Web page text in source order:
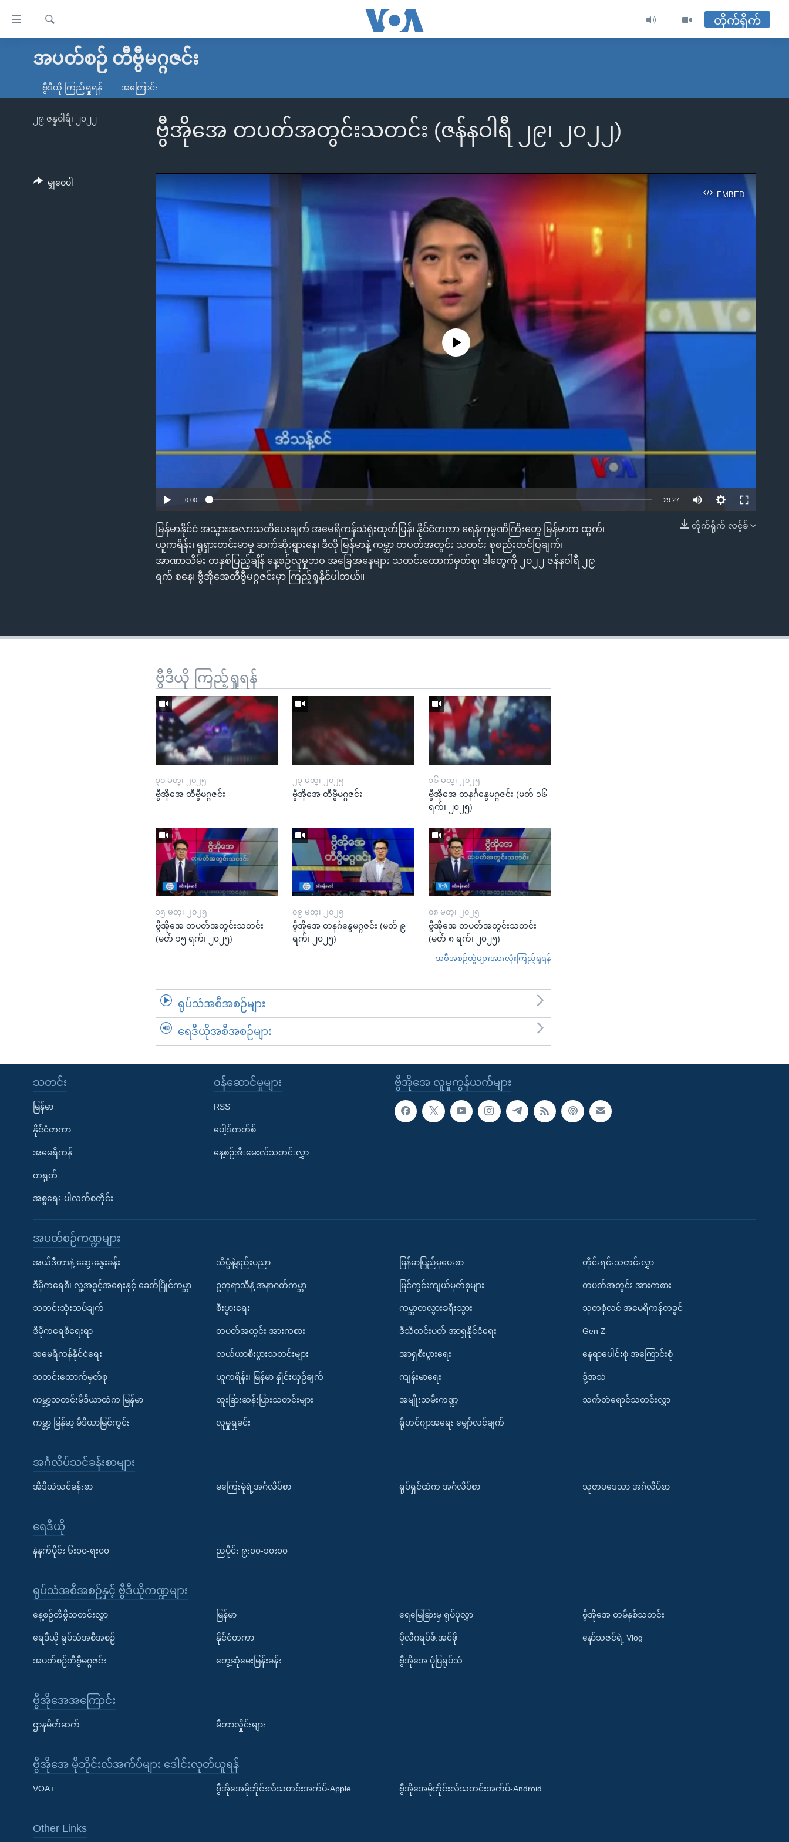
လွယ်ကူ
သည့်
မူလစာမျက်နှာ
ကမ္ဘာ့သတင်းများ
နိုင်ငံတကာ
တရုတ်
အစ္စရေး-ပါလက်စတိုင်း
ရပ်ဝန်းတခု လမ်းတခု အလွန်
အင်္ဂလိပ်စာလေ့လာမယ်
Learning English
ရ
တိုက်ရိုက်
အပတ်စဉ် တီဗွီမဂ္ဂဇင်း
ဗွီဒီယို ကြည့်ရှုရန် အကြောင်း
ဗွီအိုအေ တပတ်အတွင်းသတင်း (ဇန်နဝါရီ ၂၉၊ ၂၀၂၂)
၂၉ ဇန္နဝါရီ၊ ၂၀၂၂
EMBED
EMBED
No media source currently available
0:00 29:27
တိုက်ရိုက် လင့်ခ်
မြန်မာနိုင်ငံ အသွားအလာသတိပေးချက် အမေရိကန်သံရုံးထုတ်ပြန်၊ နိုင်ငံတကာ ရေနံကုမ္ပဏီကြီးတွေ မြန်မာက ထွက်၊
ယူကရိန်း၊ ရုရှားတင်းမာမှု ဆက်ဆိုးရွားနေ၊ ဒီလို မြန်မာနဲ့ ကမ္ဘာ တပတ်အတွင်း သတင်း စုစည်းတင်ပြချက်၊
အာဏာသိမ်း တနှစ်ပြည့်ချိန် နေ့စဉ်လူမှုဘဝ အခြေအနေများ သတင်းထောက်မှတ်စု၊ ဒါတွေကို ၂၀၂၂ ဇန်နဝါရီ ၂၉
ရက် စနေ၊ ဗွီအိုအေတီဗွီမဂ္ဂဇင်းမှာ ကြည့်ရှုနိုင်ပါတယ်။
မျှဝေပါ
ဗွီဒီယို ကြည့်ရှုရန်
၃၀ မတ္၊ ၂၀၂၅
ဗွီအိုအေ တီဗွီမဂ္ဂဇင်း
၂၃ မတ္၊ ၂၀၂၅
ဗွီအိုအေ တီဗွီမဂ္ဂဇင်း
၁၆ မတ္၊ ၂၀၂၅
ဗွီအိုအေ တနင်္ဂနွေမဂ္ဂဇင်း (မတ် ၁၆
ရက်၊ ၂၀၂၅)
၁၅ မတ္၊ ၂၀၂၅
ဗွီအိုအေ တပတ်အတွင်းသတင်း
(မတ် ၁၅ ရက်၊ ၂၀၂၅)
၀၉ မတ္၊ ၂၀၂၅
ဗွီအိုအေ တနင်္ဂနွေမဂ္ဂဇင်း (မတ် ၉
ရက်၊ ၂၀၂၅)
၀၈ မတ္၊ ၂၀၂၅
ဗွီအိုအေ တပတ်အတွင်းသတင်း
(မတ် ၈ ရက်၊ ၂၀၂၅)
အစီအစဉ်တွဲများအားလုံးကြည့်ရှုရန်
ရုပ်သံအစီအစဉ်များ
ရေဒီယိုအစီအစဉ်များ
ဗွီအိုအေ လူမှုကွန်ယက်များ
သတင်း
မြန်မာ
နိုင်ငံတကာ
အမေရိကန်
တရုတ်
အစ္စရေး-ပါလက်စတိုင်း
၀န်ဆောင်မှုများ
RSS
ပေါ့ဒ်ကတ်စ်
နေ့စဉ်အီးမေးလ်သတင်းလွှာ
အပတ်စဉ်ကဏ္ဍများ
အယ်ဒီတာနဲ့ ဆွေးနွေးခန်း
ဒီမိုကရေစီ၊ လူ့အခွင့်အရေးနှင့် ခေတ်ပြိုင်ကမ္ဘာ
သတင်းသုံးသပ်ချက်
ဒီမိုကရေစီရေးရာ
အမေရိကန်နိုင်ငံရေး
သတင်းထောက်မှတ်စု
ကမ္ဘာ့သတင်းမီဒီယာထဲက မြန်မာ
ကမ္ဘာ့ မြန်မာ့ မီဒီယာမြင်ကွင်း
သိပ္ပံနဲ့နည်းပညာ
ဥတုရာသီနဲ့ အနာဂတ်ကမ္ဘာ
စီးပွားရေး
တပတ်အတွင်း အားကစား
လယ်ယာစီးပွားသတင်းများ
ယူကရိန်း၊ မြန်မာ နှိုင်းယှဉ်ချက်
ထူးခြားဆန်းပြားသတင်းများ
လူမှုရှုခင်း
မြန်မာပြည်မှပေးစာ
မြင်ကွင်းကျယ်မှတ်စုများ
ကမ္ဘာတလွှားခရီးသွား
ဒီသီတင်းပတ် အာရှနိုင်ငံရေး
အာရှစီးပွားရေး
ကျန်းမာရေး
အမျိုးသမီးကဏ္ဍ
ရိုဟင်ဂျာအရေး မျှော်လင့်ချက်
တိုင်းရင်းသတင်းလွှာ
တပတ်အတွင်း အားကစား
သုတစုံလင် အမေရိကန်တခွင်
Gen Z
နေရာပေါင်းစုံ အကြောင်းစုံ
ဒို့အသံ
သက်တံရောင်သတင်းလွှာ
အင်္ဂလိပ်သင်ခန်းစာများ
အီဒီယံသင်ခန်းစာ မကြေးမုံရဲ့အင်္ဂလိပ်စာ ရုပ်ရှင်ထဲက အင်္ဂလိပ်စာ သုတပဒေသာ အင်္ဂလိပ်စာ
ရေဒီယို
နံနက်ပိုင်း ၆း၀၀-ရး၀၀ ညပိုင်း ၉း၀၀-၁၀း၀၀
ရုပ်သံအစီအစဉ်နှင့် ဗွီဒီယိုကဏ္ဍများ
နေ့စဉ်တီဗွီသတင်းလွှာ
ရေဒီယို ရုပ်သံအစီအစဉ်
အပတ်စဉ်တီဗွီမဂ္ဂဇင်း
မြန်မာ
နိုင်ငံတကာ
တွေ့ဆုံမေးမြန်းခန်း
ရေမြေခြားမှ ရုပ်ပုံလွှာ
ပိုလီဂရပ်ဖ်.အင်ဖို
ဗွီအိုအေ ပုံပြရုပ်သံ
ဗွီအိုအေ တမိနစ်သတင်း
နော်သဇင်ရဲ့ Vlog
ဗွီအိုအေအကြောင်း
ဌာနမိတ်ဆက် မီတာလှိုင်းများ
ဗွီအိုအေ မိုဘိုင်းလ်အက်ပ်များ ဒေါင်းလုတ်ယူရန်
VOA+ ဗွီအိုအေမိုဘိုင်းလ်သတင်းအက်ပ်-Apple ဗွီအိုအေမိုဘိုင်းလ်သတင်းအက်ပ်-Android
Other Links